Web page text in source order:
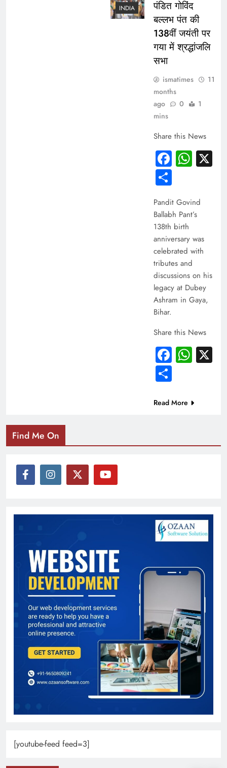
INDIA
पंडित गोविंद
बल्लभ पंत की
138वीं जयंती पर
गया में श्रद्धांजलि
सभा
ismatimes
11
months
ago
0
1
mins
Share this News
Pandit Govind
Ballabh Pant’s
138th birth
anniversary was
celebrated with
tributes and
discussions on his
legacy at Dubey
Ashram in Gaya,
Bihar.
Share this News
Read More
Find Me On
[youtube-feed feed=3]